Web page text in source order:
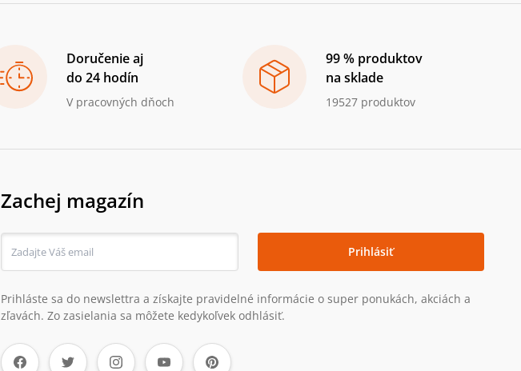
Doručenie aj
do 24 hodín
V pracovných dňoch
99 % produktov
na sklade
19527 produktov
Zachej magazín
Prihlásiť
Prihláste sa do newslettra a získajte pravidelné informácie o super ponukách, akciách a
zľavách. Zo zasielania sa môžete kedykoľvek odhlásiť.